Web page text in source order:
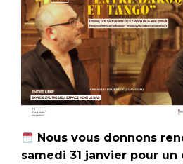
Nous vous donnons
samedi 31 janvier pour